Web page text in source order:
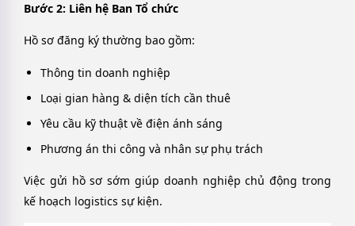
Bước 2: Liên hệ Ban Tổ chức
Hồ sơ đăng ký thường bao gồm:
Thông tin doanh nghiệp
Loại gian hàng & diện tích cần thuê
Yêu cầu kỹ thuật về điện ánh sáng
Phương án thi công và nhân sự phụ trách
Việc gửi hồ sơ sớm giúp doanh nghiệp chủ động trong
kế hoạch logistics sự kiện.